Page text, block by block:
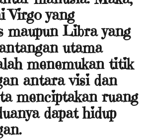
Virgo yang
maupun Libra yang
utama
menemukan titik
antara visi dan
menciptakan ruang
dapat hidup